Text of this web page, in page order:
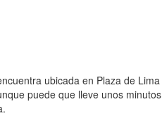
ubicada en Plaza de
puede que lleve unos